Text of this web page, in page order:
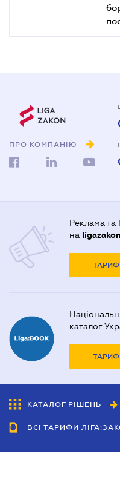
ПРО КОМПАНІЮ
Реклама та
на
каталог
КАТАЛОГ РІШЕНЬ
ВСІ ТАРИФИ